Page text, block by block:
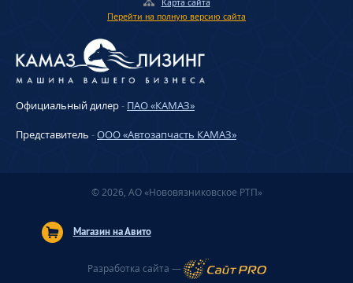
Перейти на полную версию сайта
Официальный дилер- ПАО «КАМАЗ»
Представитель -ООО «Автозапчасть КАМАЗ»
© 2026, АО «Нововязниковское РТП»
Магазин на Авито
Разработка сайта —